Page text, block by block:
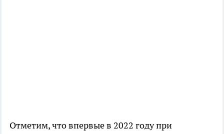
Отметим, что впервые в 2022 году при